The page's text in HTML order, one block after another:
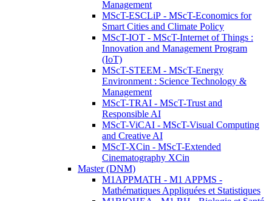
Management
MScT-ESCLiP - MScT-Economics for
Smart Cities and Climate Policy
MScT-IOT - MScT-Internet of Things :
Innovation and Management Program
(IoT)
MScT-STEEM - MScT-Energy
Environment : Science Technology &
Management
MScT-TRAI - MScT-Trust and
Responsible AI
MScT-ViCAI - MScT-Visual Computing
and Creative AI
MScT-XCin - MScT-Extended
Cinematography XCin
Master (DNM)
M1APPMATH - M1 APPMS -
Mathématiques Appliquées et Statistiques